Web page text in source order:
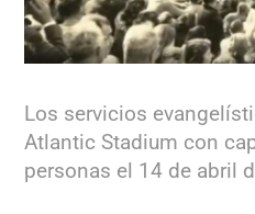
Los servicios
Atlantic Stadium con
personas el 14 de abril